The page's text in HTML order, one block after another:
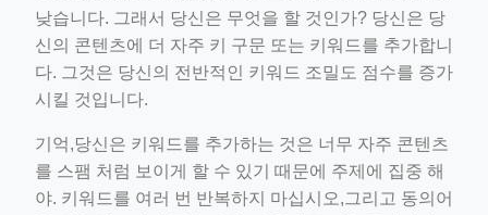
낮습니다. 그래서 당신은 무엇을 할 것인가? 당신은 당
신의 콘텐츠에 더 자주 키 구문 또는 키워드를 추가합니
다. 그것은 당신의 전반적인 키워드 조밀도 점수를 증가
시킬 것입니다.
기억,당신은 키워드를 추가하는 것은 너무 자주 콘텐츠
를 스팸 처럼 보이게 할 수 있기 때문에 주제에 집중 해
야. 키워드를 여러 번 반복하지 마십시오,그리고 동의어